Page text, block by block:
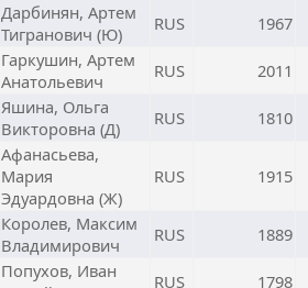
Дарбинян, Артем
Тигранович (Ю)
RUS 1967
Гаркушин, Артем
Анатольевич
RUS 2011
Яшина, Ольга
Викторовна (Д)
RUS 1810
Афанасьева,
Мария
Эдуардовна (Ж)
RUS 1915
Королев, Максим
Владимирович
RUS 1889
Попухов, Иван
RUS 1798